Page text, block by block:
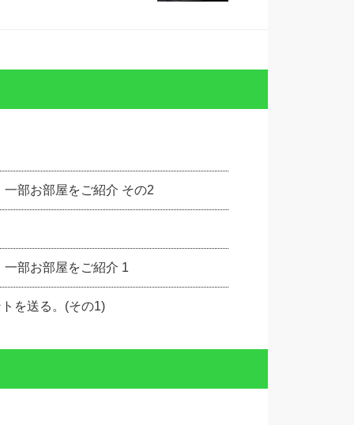
部お部屋をご紹介 その2
部お部屋をご紹介 1
を送る。(その1)